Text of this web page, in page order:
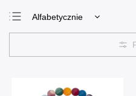
Alfabetycznie
Najtańsze
Najdroższe